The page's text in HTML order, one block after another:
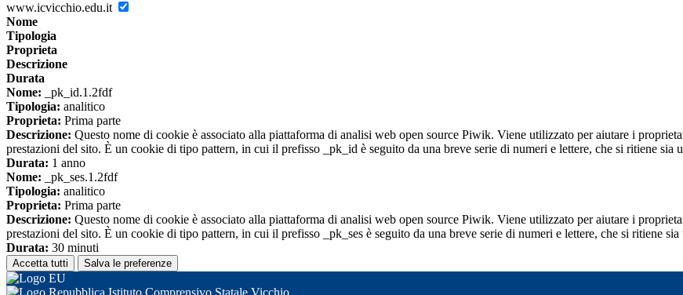
www.icvicchio.edu.it
Nome
Tipologia
Proprieta
Descrizione
Durata
Nome: _pk_id.1.2fdf
Tipologia: analitico
Proprieta: Prima parte
Descrizione: Questo nome di cookie è associato alla piattaforma di analisi web open source Piwik. Viene utilizzato per aiutare i
prestazioni del sito. È un cookie di tipo pattern, in cui il prefisso _pk_id è seguito da una breve serie di numeri e lettere, che si ritiene
Durata: 1 anno
Nome: _pk_ses.1.2fdf
Tipologia: analitico
Proprieta: Prima parte
Descrizione: Questo nome di cookie è associato alla piattaforma di analisi web open source Piwik. Viene utilizzato per aiutare i
prestazioni del sito. È un cookie di tipo pattern, in cui il prefisso _pk_ses è seguito da una breve serie di numeri e lettere, che si ritiene
Durata: 30 minuti
Accetta tutti Salva le preferenze